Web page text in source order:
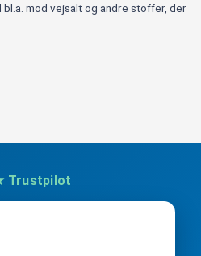
bl.a. mod vejsalt og andre stoffer, der
Trustpilot